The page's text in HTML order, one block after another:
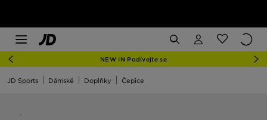
NEW IN Podívejte se
JD Sports Dámské Doplňky Čepice